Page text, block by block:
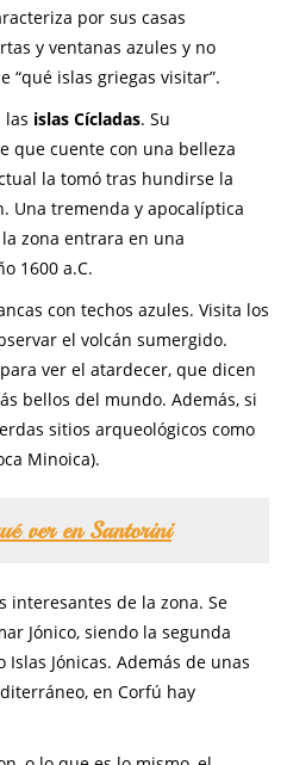
por sus casas
y ventanas azules y no
“qué islas griegas visitar”.
las islas Cícladas. Su
que cuente con una belleza
la tomó tras hundirse la
Una tremenda y apocalíptica
zona entrara en una
1600 a.C.
con techos azules. Visita los
el volcán sumergido.
ver el atardecer, que dicen
bellos del mundo. Además, si
sitios arqueológicos como
Minoica).
ver en Santorini
interesantes de la zona. Se
Jónico, siendo la segunda
Jónicas. Además de unas
en Corfú hay